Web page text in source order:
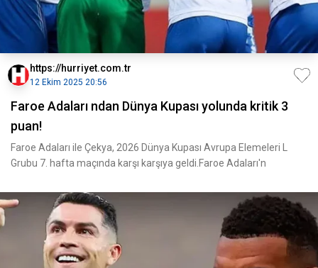
https://hurriyet.com.tr
12 Ekim 2025 20:56
Faroe Adaları ndan Dünya Kupası yolunda kritik 3
puan!
Faroe Adaları ile Çekya, 2026 Dünya Kupası Avrupa Elemeleri L
Grubu 7. hafta maçında karşı karşıya geldi.Faroe Adaları'n